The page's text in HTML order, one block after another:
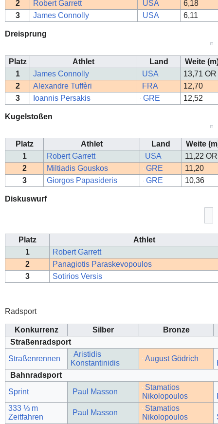
2 Robert Garrett USA
6,18
3
James Connolly USA 6,11
Dreisprung
Platz Athlet Land
Weite
1
James Connolly USA 13,71OR
2
Alexandre Tuffèri FRA
12,70
3
Ioannis Persakis GRE 12,52
Kugelstoßen
Platz Athlet Land
Weite
1
Robert Garrett USA 11,22OR
2
Miltiadis Gouskos GRE
11,20
3
Giorgos Papasideris GRE 10,36
Diskuswurf
Platz
Athlet
1
Robert Garrett
2
Panagiotis Paraskevopoulos
3
Sotirios Versis
Radsport
Konkurrenz Silber
Bronze
Straßenradsport
Straßenrennen
Aristidis
Konstantinidis
August Gödrich
Bahnradsport
Sprint
Paul Masson
Stamatios
Nikolopoulos
333 ⅓ m
Zeitfahren
Paul Masson
Stamatios
Nikolopoulos